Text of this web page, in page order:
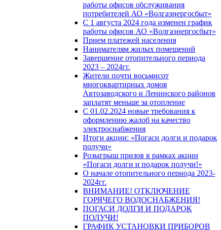
работы офисов обслуживания
потребителей АО «Волгаэнергосбыт»
С 1 августа 2024 года изменен график
работы офисов АО «Волгаэнергосбыт»
Прием платежей населения
Нанимателям жилых помещений
Завершение отопительного периода
2023 – 2024гг.
Жители почти восьмисот
многоквартирных домов
Автозаводского и Ленинского районов
заплатят меньше за отопление
С 01.02.2024 новые требования к
оформлению жалоб на качество
электроснабжения
Итоги акции: «Погаси долги и подарок
получи»
Розыгрыш призов в рамках акции
«Погаси долги и подарок получи!»
О начале отопительного периода 2023-
2024гг.
ВНИМАНИЕ! ОТКЛЮЧЕНИЕ
ГОРЯЧЕГО ВОДОСНАБЖЕНИЯ!
ПОГАСИ ДОЛГИ И ПОДАРОК
ПОЛУЧИ!
ГРАФИК УСТАНОВКИ ПРИБОРОВ